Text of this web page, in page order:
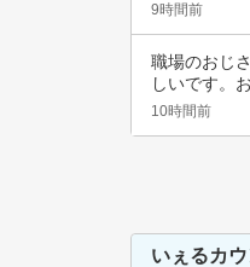
9時間前
職場のおじ
しいです。
いて、い…
10時間前
いぇるカ